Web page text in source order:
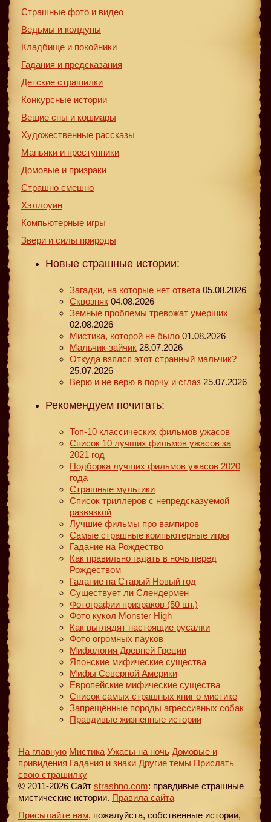
Страшные фото и видео
Ведьмы и колдуны
Кладбище и покойники
Гадания и предсказания
Детские страшилки
Конкурсные истории
Вещие сны и кошмары
Художественные рассказы
Маньяки и преступники
Домовые и призраки
Страшно смешно
Хэллоуин
Компьютерные игры
Звери и силы природы
Новые страшные истории:
Загадки, на которые нет ответа 05.08.2026
Сквозняк 04.08.2026
Земные проблемы тревожат умерших
02.08.2026
Мистика, которой не было 01.08.2026
Мальчик-зайчик 28.07.2026
Откуда взялся этот странный мальчик?
25.07.2026
Верю и не верю в порчу и сглаз 25.07.2026
Рекомендуем почитать:
Топ-10 классических фильмов ужасов
Список 10 лучших фильмов ужасов за
2021 год
Подборка лучших фильмов ужасов 2020
года
Страшные мультики
Список триллеров с непредсказуемой
развязкой
Лучшие фильмы про вампиров
Самые страшные компьютерные игры
Гадание на Рождество
Как правильно гадать в ночь перед
Рождеством
Гадание на Старый Новый год
Существует ли Слендермен
Фотографии призраков (50 шт.)
Фото кукол Monster High
Как выглядят настоящие русалки
Фото огромных пауков
Мифология Древней Греции
Японские мифические существа
Мифы Северной Америки
Европейские мифические существа
Список самых страшных книг о мистике
Запрещённые породы агрессивных собак
Правдивые жизненные истории
На главную Мистика Ужасы на ночь Домовые и
привидения Гадания и знаки Другие темы Прислать
свою страшилку
© 2011-2026 Сайт strashno.com: правдивые страшные
мистические истории. Правила сайта
Присылайте нам, пожалуйста, собственные истории,